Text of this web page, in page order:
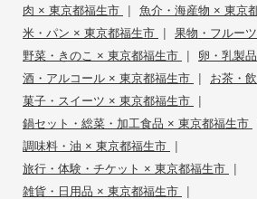
肉 × 東京都福生市 | 魚介・海産物 × 東京
米・パン × 東京都福生市 | 果物・フルー
野菜・きのこ × 東京都福生市 | 卵・乳製
酒・アルコール × 東京都福生市 | お茶・
菓子・スイーツ × 東京都福生市 |
鍋セット・総菜・加工食品 × 東京都福生市
調味料・油 × 東京都福生市 |
旅行・体験・チケット × 東京都福生市 |
雑貨・日用品 × 東京都福生市 |